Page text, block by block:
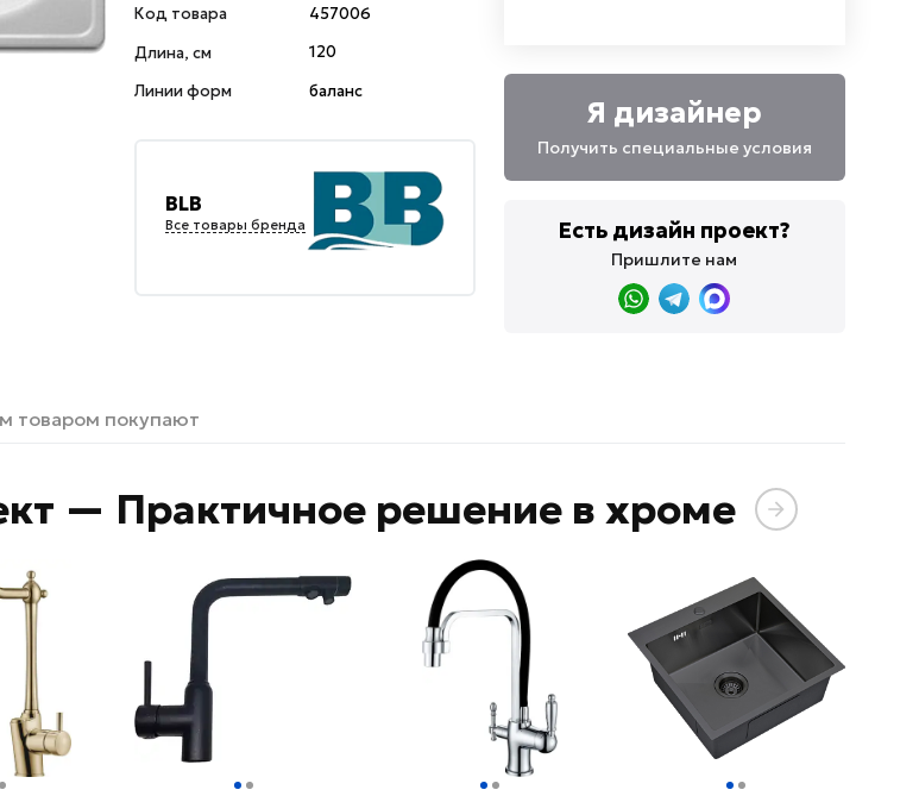
Код товара
457006
Длина, см
120
Линии форм
баланс
BLB
Все товары бренда
Я дизайнер
Получить специальные условия
Есть дизайн проект?
Пришлите нам
товаром покупают
— Практичное решение в хроме